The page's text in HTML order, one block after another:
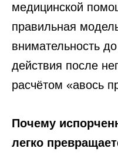
медицинской
правильная
внимательность
действия после
расчётом «авось
Почему
легко